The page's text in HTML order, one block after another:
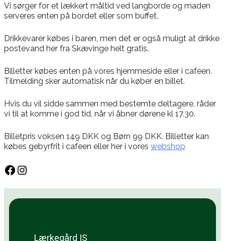
Vi sørger for et lækkert måltid ved langborde og maden
serveres enten på bordet eller som buffet.
Drikkevarer købes i baren, men det er også muligt at drikke
postevand her fra Skævinge helt gratis.
Billetter købes enten på vores hjemmeside eller i cafeen.
Tilmelding sker automatisk når du køber en billet.
Hvis du vil sidde sammen med bestemte deltagere, råder
vi til at komme i god tid, når vi åbner dørene kl 17.30.
Billetpris voksen 149 DKK og Børn 99 DKK. Billetter kan
købes gebyrfrit i cafeen eller her i vores webshop
Lærkegård IS